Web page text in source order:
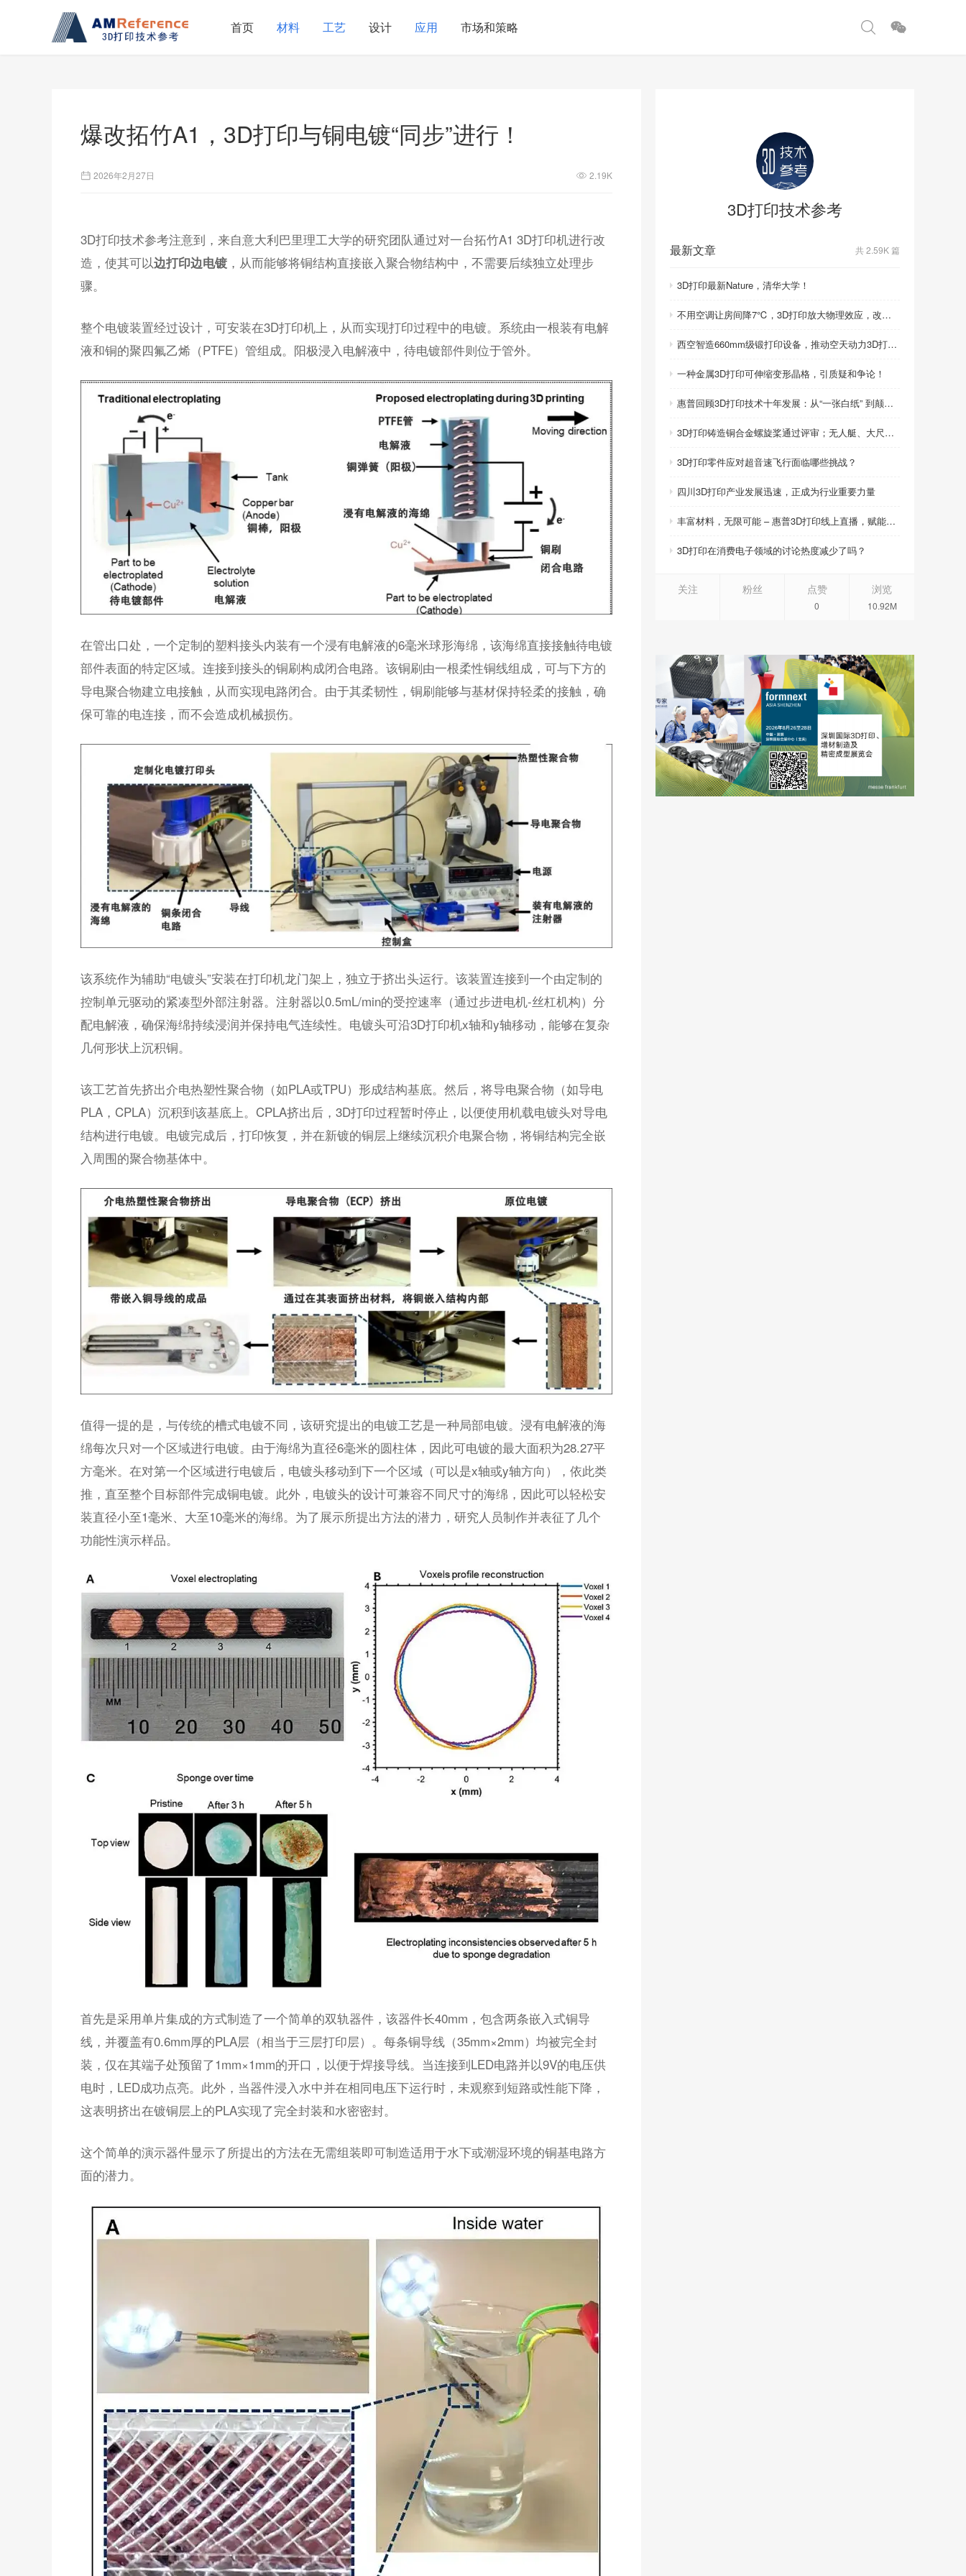
首页 材料 工艺 设计 应用 市场和策略
爆改拓竹A1，3D打印与铜电镀“同步”进行！
2026年2月27日 2.19K
3D打印技术参考注意到，来自意大利巴里理工大学的研究团队通过对一台拓竹A1 3D打印机进行改
造，使其可以边打印边电镀 ，从而能够将铜结构直接嵌入聚合物结构中，不需要后续独立处理步
骤。
整个电镀装置经过设计，可安装在3D打印机上，从而实现打印过程中的电镀。系统由一根装有电解
液和铜的聚四氟乙烯（PTFE）管组成。阳极浸入电解液中，待电镀部件则位于管外。
在管出口处，一个定制的塑料接头内装有一个浸有电解液的6毫米球形海绵，该海绵直接接触待电镀
部件表面的特定区域。连接到接头的铜刷构成闭合电路。该铜刷由一根柔性铜线组成，可与下方的
导电聚合物建立电接触，从而实现电路闭合。由于其柔韧性，铜刷能够与基材保持轻柔的接触，确
保可靠的电连接，而不会造成机械损伤。
该系统作为辅助“电镀头”安装在打印机龙门架上，独立于挤出头运行。该装置连接到一个由定制的
控制单元驱动的紧凑型外部注射器。注射器以0.5mL/min的受控速率（通过步进电机-丝杠机构）分
配电解液，确保海绵持续浸润并保持电气连续性。电镀头可沿3D打印机x轴和y轴移动，能够在复杂
几何形状上沉积铜。
该工艺首先挤出介电热塑性聚合物（如PLA或TPU）形成结构基底。然后，将导电聚合物（如导电
PLA，CPLA）沉积到该基底上。CPLA挤出后，3D打印过程暂时停止，以便使用机载电镀头对导电
结构进行电镀。电镀完成后，打印恢复，并在新镀的铜层上继续沉积介电聚合物，将铜结构完全嵌
入周围的聚合物基体中。
值得一提的是，与传统的槽式电镀不同，该研究提出的电镀工艺是一种局部电镀。浸有电解液的海
绵每次只对一个区域进行电镀。由于海绵为直径6毫米的圆柱体，因此可电镀的最大面积为28.27平
方毫米。在对第一个区域进行电镀后，电镀头移动到下一个区域（可以是x轴或y轴方向），依此类
推，直至整个目标部件完成铜电镀。此外，电镀头的设计可兼容不同尺寸的海绵，因此可以轻松安
装直径小至1毫米、大至10毫米的海绵。为了展示所提出方法的潜力，研究人员制作并表征了几个
功能性演示样品。
首先是采用单片集成的方式制造了一个简单的双轨器件，该器件长40mm，包含两条嵌入式铜导
线，并覆盖有0.6mm厚的PLA层（相当于三层打印层）。每条铜导线（35mm×2mm）均被完全封
装，仅在其端子处预留了1mm×1mm的开口，以便于焊接导线。当连接到LED电路并以9V的电压供
电时，LED成功点亮。此外，当器件浸入水中并在相同电压下运行时，未观察到短路或性能下降，
这表明挤出在镀铜层上的PLA实现了完全封装和水密密封。
这个简单的演示器件显示了所提出的方法在无需组装即可制造适用于水下或潮湿环境的铜基电路方
面的潜力。
3D打印技术参考
最新文章 共 2.59K 篇
3D打印最新Nature，清华大学！
不用空调让房间降7℃，3D打印放大物理效应，改写制冷模式
西空智造660mm级锻打印设备，推动空天动力3D打印智造升级
一种金属3D打印可伸缩变形晶格，引质疑和争论！
惠普回顾3D打印技术十年发展：从“一张白纸” 到颠覆性创新
3D打印铸造铜合金螺旋桨通过评审；无人艇、大尺寸热交换器3D打印；人民网报道两家3D打印企业
3D打印零件应对超音速飞行面临哪些挑战？
四川3D打印产业发展迅速，正成为行业重要力量
丰富材料，无限可能 – 惠普3D打印线上直播，赋能产品创新
3D打印在消费电子领域的讨论热度减少了吗？
关注 粉丝 点赞
0
浏览
10.92M